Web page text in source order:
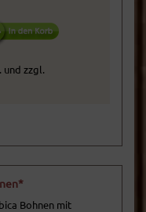
und zzgl.
Bohnen mit